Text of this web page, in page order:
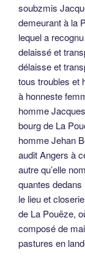
soubzmis
demeurant à la
lequel a
delaissé et
délaisse et
tous troubles et
à honneste
homme
bourg de La
homme Jehan
audit Angers à
autre qu’elle
quantes
le lieu et
de La Pouëze,
composé de
pastures en